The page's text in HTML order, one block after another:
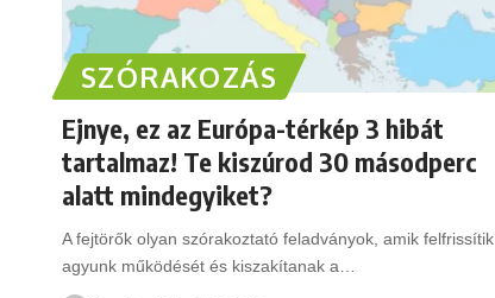
SZÓRAKOZÁS
Ejnye, ez az Európa-térkép 3 hibát
tartalmaz! Te kiszúrod 30 másodperc
alatt mindegyiket?
A fejtörők olyan szórakoztató feladványok, amik felfrissítik
agyunk működését és kiszakítanak a